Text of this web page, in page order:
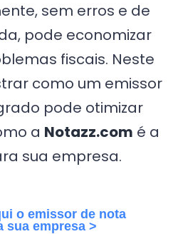
sem erros e de
pode economizar
fiscais. Neste
como um emissor
pode otimizar
a Notazz.com é a
sua empresa.
o emissor de nota
sua empresa >